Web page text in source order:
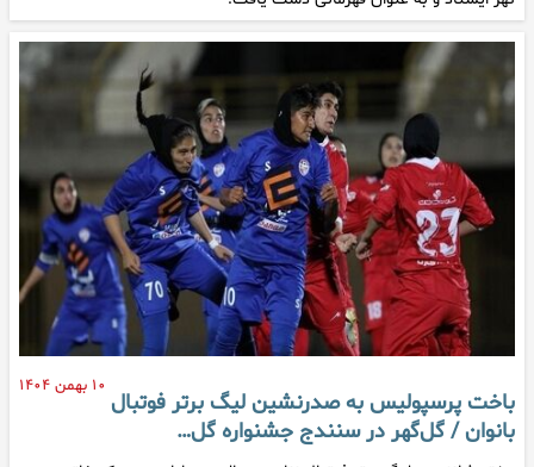
۱۰ بهمن ۱۴۰۴
باخت پرسپولیس به صدرنشین لیگ برتر فوتبال
بانوان / گل‌گهر در سنندج جشنواره گل…